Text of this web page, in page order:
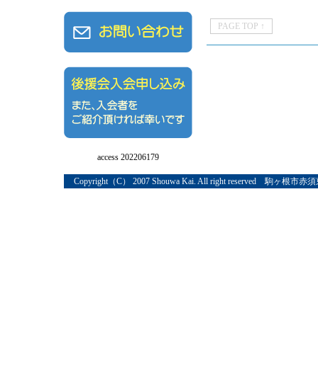
access 202206179
PAGE TOP ↑
Copyright（C） 2007 Shouwa Kai. All right reserved 駒ヶ根市